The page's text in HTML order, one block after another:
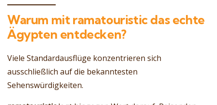
Warum mit ramatouristic das echte
Ägypten entdecken?
Viele Standardausflüge konzentrieren sich
ausschließlich auf die bekanntesten
Sehenswürdigkeiten.